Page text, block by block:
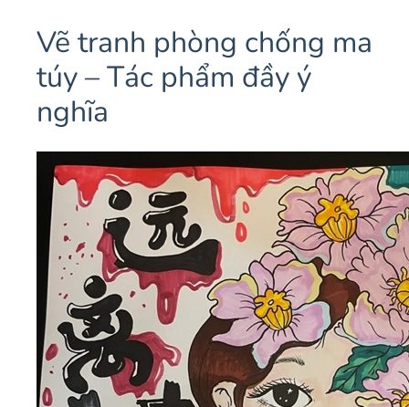
Vẽ tranh phòng chống ma
túy – Tác phẩm đầy ý
nghĩa